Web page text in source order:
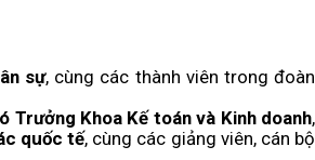
sự, cùng các thành viên trong đoàn
Trưởng Khoa Kế toán và Kinh doanh,
quốc tế, cùng các giảng viên, cán bộ